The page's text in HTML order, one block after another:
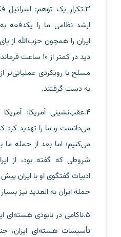
3.تکرار یک توهم: اسرائیل
ارشد نظامی ما را یکدفعه
ایران را همچون حزب‌الله از
دید در کمتر از
مسلح با رویکردی عملیاتی‌تر
به دست گرفتند.
4.عقب‌نشینی آمریکا:
می‌دانست و ما را تهدید کرد
می‌کنیم؛ اما بعد از حمله ما
شروطی که گفته بود، از
ادبیات گفتگوی او با ایران
حمله ایران به العدید نیز
5.ناکامی در نابودی هسته‌ای
تأسیسات هسته‌ای ایران،